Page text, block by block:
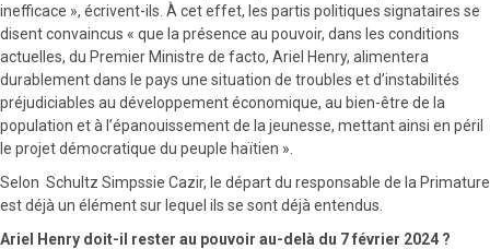
inefficace », écrivent-ils. À cet effet, les partis politiques signataires se
disent convaincus « que la présence au pouvoir, dans les conditions
actuelles, du Premier Ministre de facto, Ariel Henry, alimentera
durablement dans le pays une situation de troubles et d’instabilités
préjudiciables au développement économique, au bien-être de la
population et à l’épanouissement de la jeunesse, mettant ainsi en péril
le projet démocratique du peuple haïtien ».
Selon Schultz Simpssie Cazir, le départ du responsable de la Primature
est déjà un élément sur lequel ils se sont déjà entendus.
Ariel Henry doit-il rester au pouvoir au-delà du 7 février 2024 ?